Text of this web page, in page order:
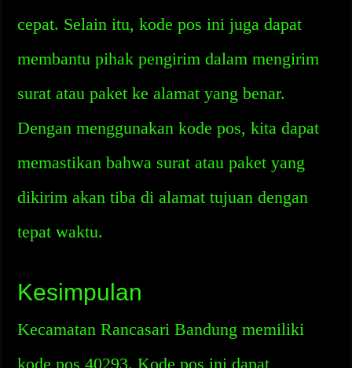
cepat. Selain itu, kode pos ini juga dapat
membantu pihak pengirim dalam mengirim
surat atau paket ke alamat yang benar.
Dengan menggunakan kode pos, kita dapat
memastikan bahwa surat atau paket yang
dikirim akan tiba di alamat tujuan dengan
tepat waktu.
Kesimpulan
Kecamatan Rancasari Bandung memiliki
kode pos 40293. Kode pos ini dapat